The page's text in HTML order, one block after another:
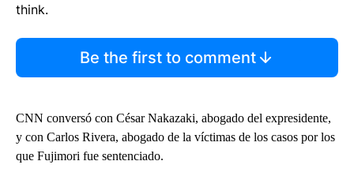
think.
Be the first to comment
CNN conversó con César Nakazaki, abogado del expresidente,
y con Carlos Rivera, abogado de la víctimas de los casos por los
que Fujimori fue sentenciado.